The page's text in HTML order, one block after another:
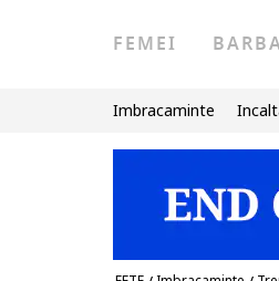
FEMEI
Imbracaminte